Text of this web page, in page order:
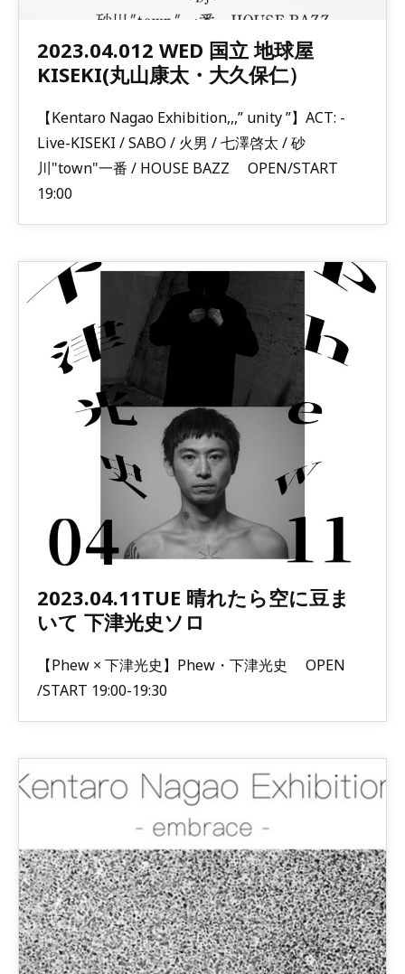
2023.04.012 WED 国立 地球屋
KISEKI(丸山康太・大久保仁）
【Kentaro Nagao Exhibition,,,” unity ”】ACT: -
Live-KISEKI / SABO / 火男 / 七澤啓太 / 砂
川"town"一番 / HOUSE BAZZ OPEN/START
19:00
2023.04.11TUE 晴れたら空に豆ま
いて 下津光史ソロ
【Phew × 下津光史】Phew・下津光史 OPEN
/START 19:00-19:30